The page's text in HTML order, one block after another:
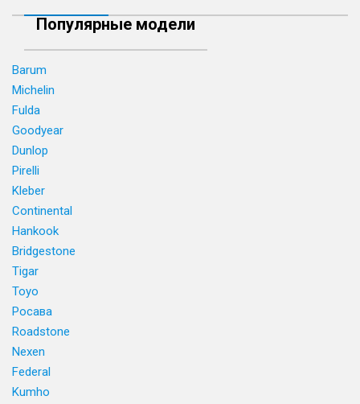
Популярные модели
Barum
Michelin
Fulda
Goodyear
Dunlop
Pirelli
Kleber
Continental
Hankook
Bridgestone
Tigar
Toyo
Росава
Roadstone
Nexen
Federal
Kumho